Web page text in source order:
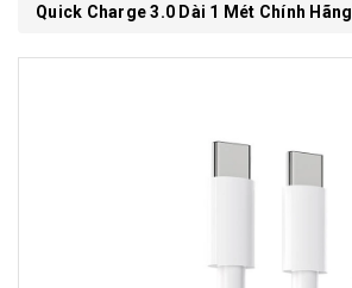
Quick Charge 3.0 Dài 1 Mét Chính Hãng